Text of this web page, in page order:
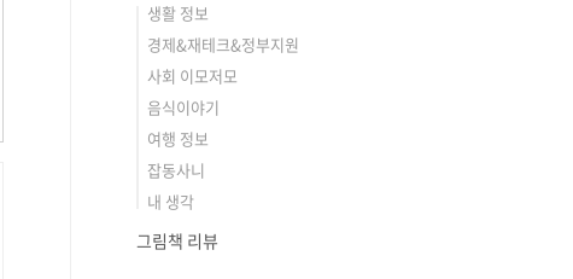
생활 정보
경제&재테크&정부지원
사회 이모저모
음식이야기
여행 정보
잡동사니
내 생각
그림책 리뷰